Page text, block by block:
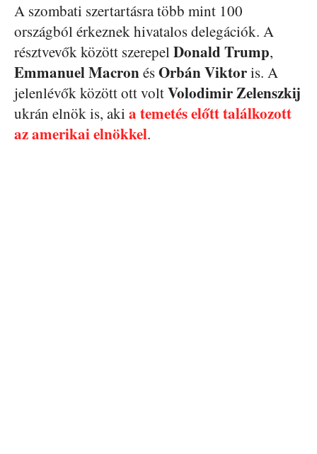
A szombati szertartásra több mint 100
országból érkeznek hivatalos delegációk. A
résztvevők között szerepelDonald Trump,
Emmanuel MacronésOrbán Viktoris. A
jelenlévők között ott voltVolodimir Zelenszkij
ukrán elnök is, aki a temetés előtt találkozott
az amerikai elnökkel.